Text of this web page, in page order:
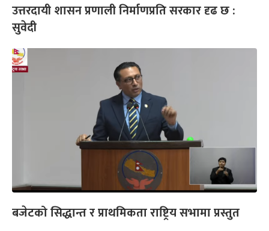
उत्तरदायी शासन प्रणाली निर्माणप्रति सरकार दृढ छ :
सुवेदी
बजेटको सिद्धान्त र प्राथमिकता राष्ट्रिय सभामा प्रस्तुत